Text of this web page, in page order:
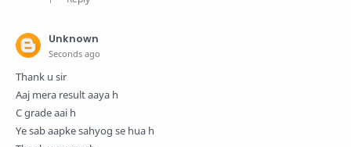
Unknown
Seconds ago
Thank u sir
Aaj mera result aaya h
C grade aai h
Ye sab aapke sahyog se hua h